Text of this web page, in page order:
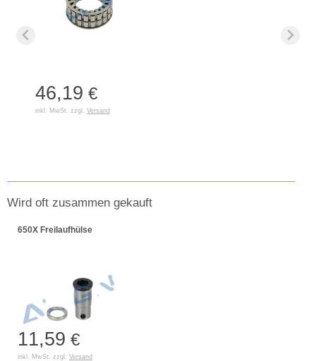
46,19 €
inkl. MwSt. zzgl. Versand
Wird oft zusammen gekauft
650X Freilaufhülse
11,59 €
inkl. MwSt. zzgl. Versand